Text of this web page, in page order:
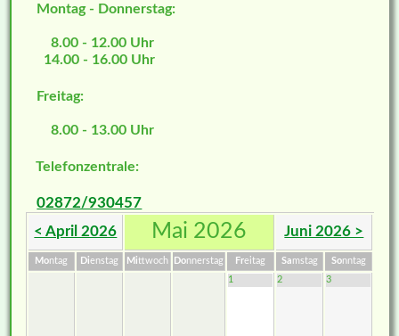
Montag - Donnerstag:
8.00 - 12.00 Uhr
14.00 - 16.00 Uhr
Freitag:
8.00 - 13.00 Uhr
Telefonzentrale:
02872/930457
< April 2026 Mai 2026 Juni 2026 >
Montag Dienstag Mittwoch Donnerstag Freitag Samstag Sonntag
1
2 3